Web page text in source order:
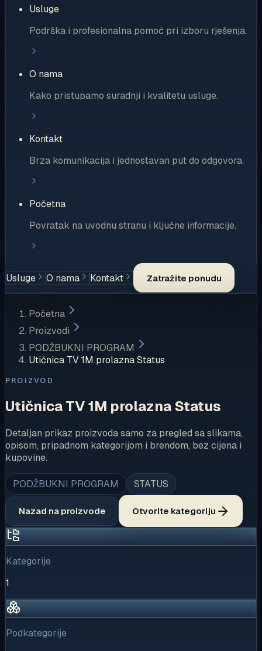
Usluge
Podrška i profesionalna pomoć pri izboru rješenja.
O nama
Kako pristupamo suradnji i kvalitetu usluge.
Kontakt
Brza komunikacija i jednostavan put do odgovora.
Početna
Povratak na uvodnu stranu i ključne informacije.
Usluge O nama Kontakt Zatražite ponudu
Početna
Proizvodi
PODŽBUKNI PROGRAM
Utičnica TV 1M prolazna Status
PROIZVOD
Utičnica TV 1M prolazna Status
Detaljan prikaz proizvoda samo za pregled sa slikama,
opisom, pripadnom kategorijom i brendom, bez cijena i
kupovine.
PODŽBUKNI PROGRAM STATUS
Nazad na proizvode Otvorite kategoriju
Kategorije
1
Podkategorije